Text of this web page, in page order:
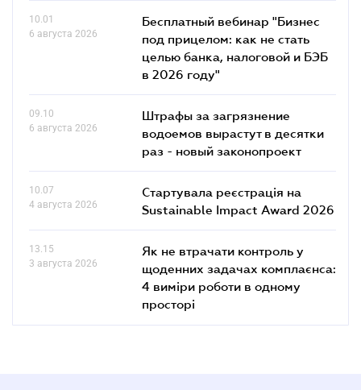
10.01
6 августа 2026
Бесплатный вебинар "Бизнес
под прицелом: как не стать
целью банка, налоговой и БЭБ
в 2026 году"
09.10
6 августа 2026
Штрафы за загрязнение
водоемов вырастут в десятки
раз - новый законопроект
10.07
4 августа 2026
Стартувала реєстрація на
Sustainable Impact Award 2026
13.15
3 августа 2026
Як не втрачати контроль у
щоденних задачах комплаєнса:
4 виміри роботи в одному
просторі